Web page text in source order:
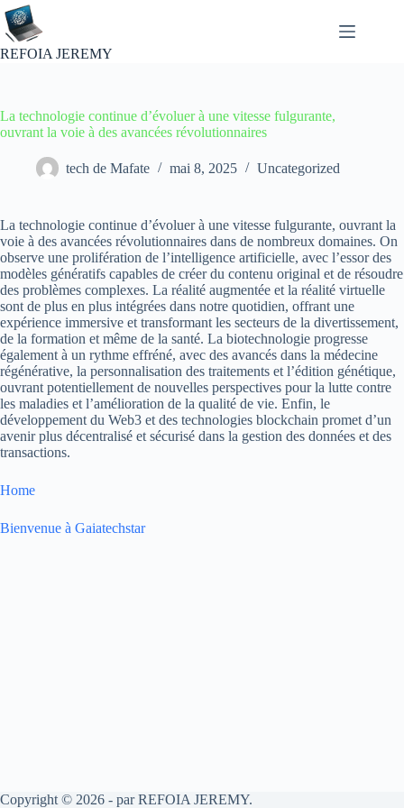
Passer
au
contenu
REFOIA JEREMY
La technologie continue d’évoluer à une vitesse fulgurante,
ouvrant la voie à des avancées révolutionnaires
tech de Mafate mai 8, 2025 Uncategorized
La technologie continue d’évoluer à une vitesse fulgurante, ouvrant la
voie à des avancées révolutionnaires dans de nombreux domaines. On
observe une prolifération de l’intelligence artificielle, avec l’essor des
modèles génératifs capables de créer du contenu original et de résoudre
des problèmes complexes. La réalité augmentée et la réalité virtuelle
sont de plus en plus intégrées dans notre quotidien, offrant une
expérience immersive et transformant les secteurs de la divertissement,
de la formation et même de la santé. La biotechnologie progresse
également à un rythme effréné, avec des avancés dans la médecine
régénérative, la personnalisation des traitements et l’édition génétique,
ouvrant potentiellement de nouvelles perspectives pour la lutte contre
les maladies et l’amélioration de la qualité de vie. Enfin, le
développement du Web3 et des technologies blockchain promet d’un
avenir plus décentralisé et sécurisé dans la gestion des données et des
transactions.
Home
Bienvenue à Gaiatechstar
Copyright © 2026 - par REFOIA JEREMY.